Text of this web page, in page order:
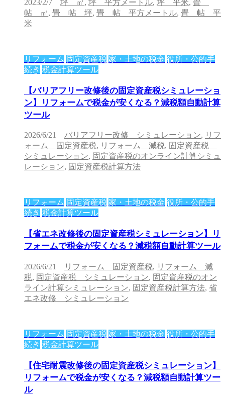
2023/2/7 坪 ㎡, 坪 平方メートル, 坪 平米, 畳
帖 ㎡, 畳 帖 坪, 畳 帖 平方メートル, 畳 帖 平
米
リフォーム 固定資産税 家・土地の税金 役所・公的手
続き 税金計算ツール
【バリアフリー改修後の固定資産税シミュレーショ
ン】リフォームで税金が安くなる？減税額自動計算
ツール
2026/6/21 バリアフリー改修 シミュレーション, リフ
ォーム 固定資産税, リフォーム 減税, 固定資産税
シミュレーション, 固定資産税のオンライン計算シミュ
レーション, 固定資産税計算方法
リフォーム 固定資産税 家・土地の税金 役所・公的手
続き 税金計算ツール
【省エネ改修後の固定資産税シミュレーション】リ
フォームで税金が安くなる？減税額自動計算ツール
2026/6/21 リフォーム 固定資産税, リフォーム 減
税, 固定資産税 シミュレーション, 固定資産税のオン
ライン計算シミュレーション, 固定資産税計算方法, 省
エネ改修 シミュレーション
リフォーム 固定資産税 家・土地の税金 役所・公的手
続き 税金計算ツール
【住宅耐震改修後の固定資産税シミュレーション】
リフォームで税金が安くなる？減税額自動計算ツー
ル